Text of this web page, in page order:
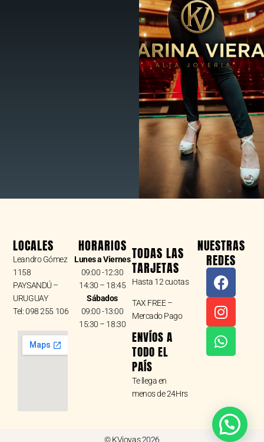
LOCALES
Leandro Gómez
1158
PAYSANDÚ –
URUGUAY
Tel: 098 255 106
HORARIOS
Lunes a Viernes
09:00 -12:30
14:30 – 18:45
Sábados
09:00 -13:00
15:30 – 18:30
TODAS LAS
TARJETAS
Hasta 12 cuotas
TAX FREE –
Mercado Pago
ENVÍOS A
TODO EL
PAÍS
Te llega en
menos de 24Hrs
NUESTRAS
REDES
F
a
c
e
b
o
I
n
s
t
a
g
W
h
a
t
s
a
© KVjoyas 2026